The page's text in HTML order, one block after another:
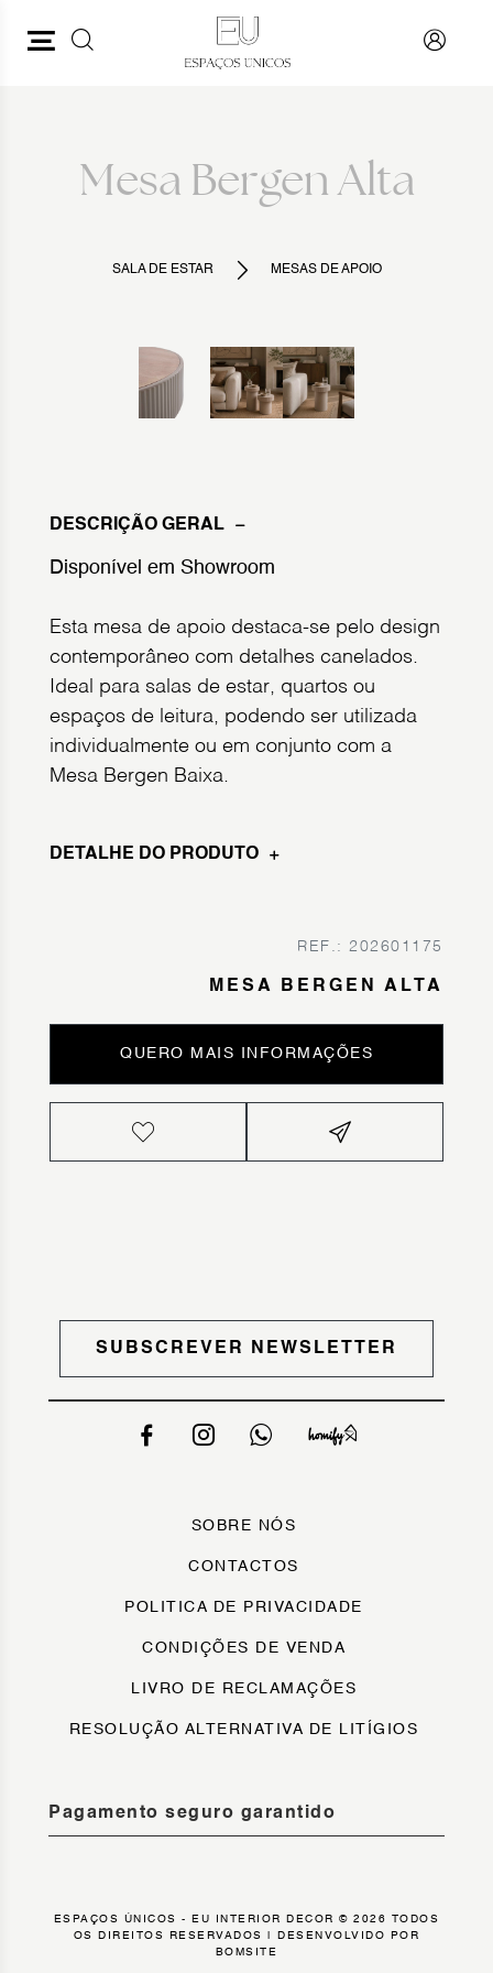
Mesa Bergen Alta
SALA DE ESTAR MESAS DE APOIO
DESCRIÇÃO GERAL
Disponível em Showroom
Esta mesa de apoio destaca-se pelo design
contemporâneo com detalhes canelados.
Ideal para salas de estar, quartos ou
espaços de leitura, podendo ser utilizada
individualmente ou em conjunto com a
Mesa Bergen Baixa.
DETALHE DO PRODUTO
REF.: 202601175
MESA BERGEN ALTA
QUERO MAIS INFORMAÇÕES
SUBSCREVER NEWSLETTER
SOBRE NÓS
CONTACTOS
POLITICA DE PRIVACIDADE
CONDIÇÕES DE VENDA
LIVRO DE RECLAMAÇÕES
RESOLUÇÃO ALTERNATIVA DE LITÍGIOS
Pagamento seguro garantido
ESPAÇOS ÚNICOS - EU INTERIOR DECOR © 2026 TODOS
OS DIREITOS RESERVADOS | DESENVOLVIDO POR
BOMSITE
PESQUISAR